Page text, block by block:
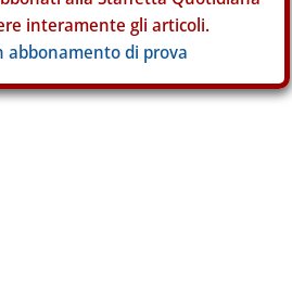
interamente gli articoli.
abbonamento di prova